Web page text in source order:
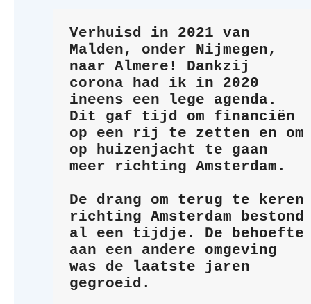
Verhuisd in 2021 van
Malden, onder Nijmegen,
naar Almere! Dankzij
corona had ik in 2020
ineens een lege agenda.
Dit gaf tijd om financiën
op een rij te zetten en om
op huizenjacht te gaan
meer richting Amsterdam.
De drang om terug te keren
richting Amsterdam bestond
al een tijdje. De behoefte
aan een andere omgeving
was de laatste jaren
gegroeid.